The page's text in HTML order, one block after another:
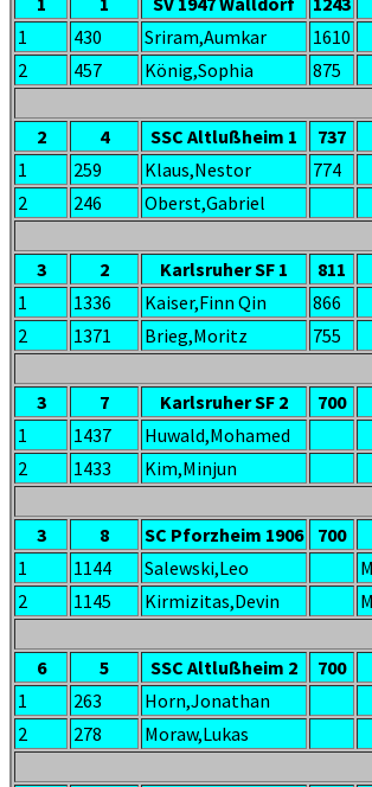
1
430 Sriram,Aumkar 1610
2
457 König,Sophia 875
2 4 SSC Altlußheim 1 737
1
259 Klaus,Nestor 774
2
246 Oberst,Gabriel
3 2 Karlsruher SF 1 811
1
1336 Kaiser,Finn Qin 866
2
1371 Brieg,Moritz 755
3 7 Karlsruher SF 2 700
1
1437 Huwald,Mohamed
2
1433 Kim,Minjun
3 8 SC Pforzheim 1906 700
1
1144 Salewski,Leo M
2
1145 Kirmizitas,Devin M
6 5 SSC Altlußheim 2 700
1
263 Horn,Jonathan
2
278 Moraw,Lukas